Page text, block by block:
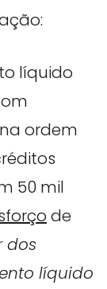
líquido
ordem
50 mil
de
dos
líquido